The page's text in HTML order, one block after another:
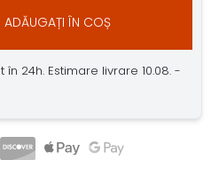
ADĂUGAȚI ÎN COȘ
în 24h. Estimare livrare 10.08. -